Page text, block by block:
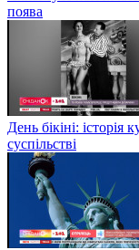
поява
День бікіні:
суспільстві